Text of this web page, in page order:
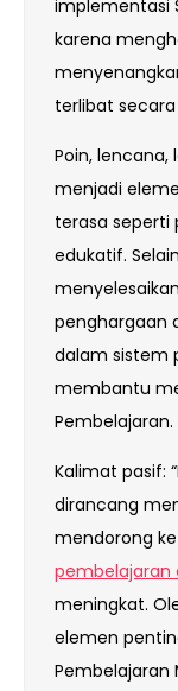
implementasi
karena
terlibat
Poin,
menjadi
terasa
edukatif.
penghargaan
dalam sistem
membantu
Pembelajaran.
Kalimat pasif:
dirancang
mendorong
pembelajaran
meningkat.
elemen
Pembelajaran